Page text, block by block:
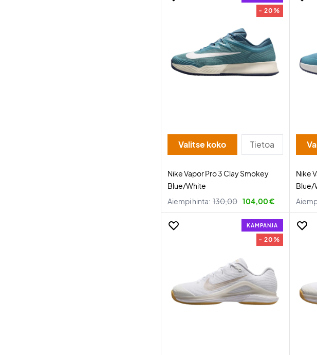
- 20%
Valitse koko Tietoa
Nike Vapor Pro 3 Clay Smokey
Blue/White
Aiempi hinta: 130,00 104,00 €
Nike
Blue/
KAMPANJA
- 20%